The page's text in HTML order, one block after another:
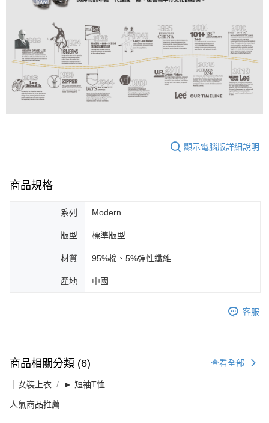
顯示電腦版詳細說明
商品規格
系列 Modern
版型 標準版型
材質 95%棉、5%彈性纖維
產地 中國
客服
商品相關分類 (6) 查看全部
｜女裝上衣 ► 短袖T恤
人氣商品推薦